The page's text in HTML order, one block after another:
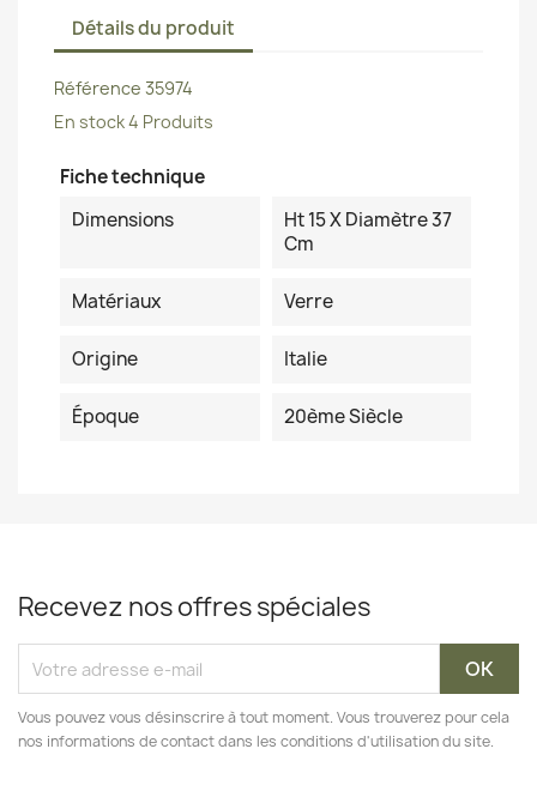
Détails du produit
Référence 35974
En stock4 Produits
Fiche technique
Dimensions
Ht 15 X Diamètre 37
Cm
Matériaux Verre
Origine Italie
Époque 20ème Siècle
Recevez nos offres spéciales
Vous pouvez vous désinscrire à tout moment. Vous trouverez pour cela
nos informations de contact dans les conditions d'utilisation du site.